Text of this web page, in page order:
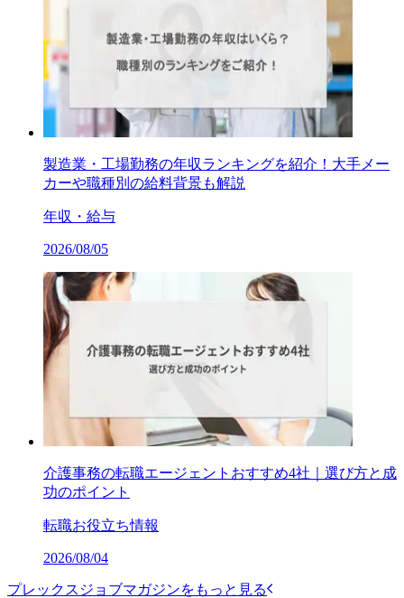
製造業・工場勤務の年収ランキングを紹介！大手メー
カーや職種別の給料背景も解説
年収・給与
2026/08/05
介護事務の転職エージェントおすすめ4社｜選び方と成
功のポイント
転職お役立ち情報
2026/08/04
プレックスジョブマガジンをもっと見る